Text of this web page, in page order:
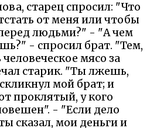
старец спросил: "Что
от меня или чтобы
людьми?" - "А чем
- спросил брат. "Тем,
мясо за
старик. "Ты лжешь,
мой брат; и
проклятый, у кого
- "Если дело
сказал, мои деньги и